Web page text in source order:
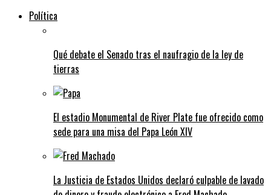
Política
Qué debate el Senado tras el naufragio de la ley de
tierras
El estadio Monumental de River Plate fue ofrecido como
sede para una misa del Papa León XIV
La Justicia de Estados Unidos declaró culpable de lavado